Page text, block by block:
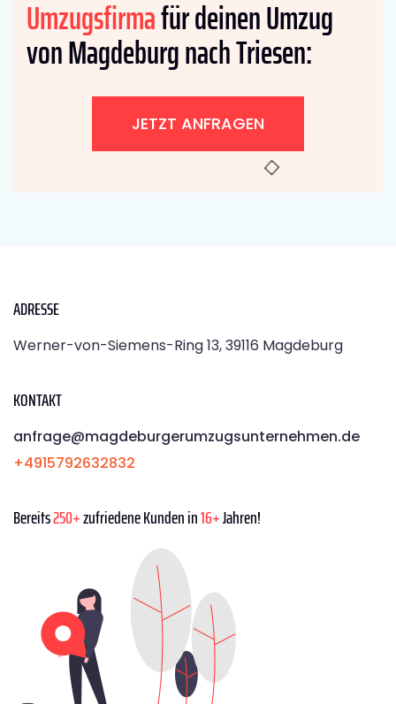
Umzugsfirmafür deinen Umzug
von Magdeburg nach Triesen:
JETZT ANFRAGEN
ADRESSE
Werner-von-Siemens-Ring 13, 39116 Magdeburg
KONTAKT
anfrage@magdeburgerumzugsunternehmen.de
+4915792632832
Bereits250+zufriedene Kunden in16+Jahren!